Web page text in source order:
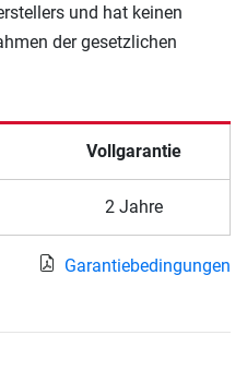
und hat keinen
der gesetzlichen
Vollgarantie
2 Jahre
Garantiebedingungen